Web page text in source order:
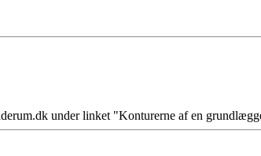
under linket "Konturerne af en